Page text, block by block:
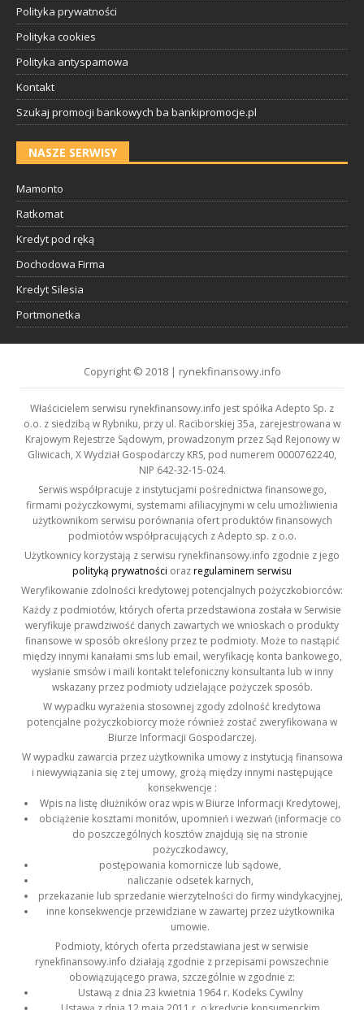
Polityka prywatności
Polityka cookies
Polityka antyspamowa
Kontakt
Szukaj promocji bankowych ba bankipromocje.pl
NASZE SERWISY
Mamonto
Ratkomat
Kredyt pod ręką
Dochodowa Firma
Kredyt Silesia
Portmonetka
Copyright © 2018 | rynekfinansowy.info
Właścicielem serwisu rynekfinansowy.info jest spółka Adepto Sp. z
o.o. z siedzibą w Rybniku, przy ul. Raciborskiej 35a, zarejestrowana w
Krajowym Rejestrze Sądowym, prowadzonym przez Sąd Rejonowy w
Gliwicach, X Wydział Gospodarczy KRS, pod numerem 0000762240,
NIP 642-32-15-024.
Serwis współpracuje z instytucjami pośrednictwa finansowego,
firmami pożyczkowymi, systemami afiliacyjnymi w celu umożliwienia
użytkownikom serwisu porównania ofert produktów finansowych
podmiotów współpracujących z Adepto sp. z o.o.
Użytkownicy korzystają z serwisu rynekfinansowy.info zgodnie z jego
polityką prywatności orazregulaminem serwisu
Weryfikowanie zdolności kredytowej potencjalnych pożyczkobiorców:
Każdy z podmiotów, których oferta przedstawiona została w Serwisie
weryfikuje prawdziwość danych zawartych we wnioskach o produkty
finansowe w sposób określony przez te podmioty. Może to nastąpić
między innymi kanałami sms lub email, weryfikację konta bankowego,
wysłanie smsów i maili kontakt telefoniczny konsultanta lub w inny
wskazany przez podmioty udzielające pożyczek sposób.
W wypadku wyrażenia stosownej zgody zdolność kredytowa
potencjalne pożyczkobiorcy może również zostać zweryfikowana w
Biurze Informacji Gospodarczej.
W wypadku zawarcia przez użytkownika umowy z instytucją finansowa
i niewywiązania się z tej umowy, grożą między innymi następujące
konsekwencje :
Wpis na listę dłużników oraz wpis w Biurze Informacji Kredytowej,
obciążenie kosztami monitów, upomnień i wezwań (informacje co
do poszczególnych kosztów znajdują się na stronie
pożyczkodawcy,
postępowania komornicze lub sądowe,
naliczanie odsetek karnych,
przekazanie lub sprzedanie wierzytelności do firmy windykacyjnej,
inne konsekwencje przewidziane w zawartej przez użytkownika
umowie.
Podmioty, których oferta przedstawiana jest w serwisie
rynekfinansowy.info działają zgodnie z przepisami powszechnie
obowiązującego prawa, szczególnie w zgodnie z:
Ustawą z dnia 23 kwietnia 1964 r. Kodeks Cywilny